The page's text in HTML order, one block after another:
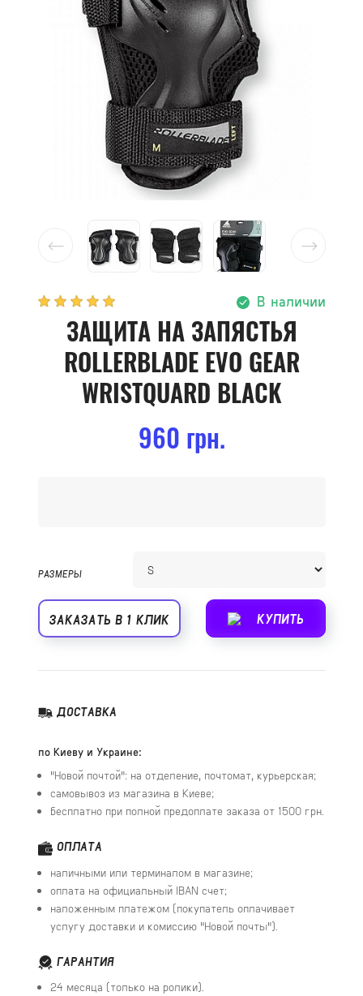
В наличии
ЗАЩИТА НА ЗАПЯСТЬЯ
ROLLERBLADE EVO GEAR
WRISTQUARD BLACK
960 грн.
РАЗМЕРЫ
КУПИТЬ
ЗАКАЗАТЬ В 1 КЛИК
ДОСТАВКА
по Киеву и Украине:
"Новой почтой": на отделение, почтомат, курьерская;
самовывоз из магазина в Киеве;
бесплатно при полной предоплате заказа от 1500 грн.
ОПЛАТА
наличными или терминалом в магазине;
оплата на официальный IBAN счет;
наложенным платежом (покупатель оплачивает
услугу доставки и комиссию "Новой почты").
ГАРАНТИЯ
24 месяца (только на ролики).